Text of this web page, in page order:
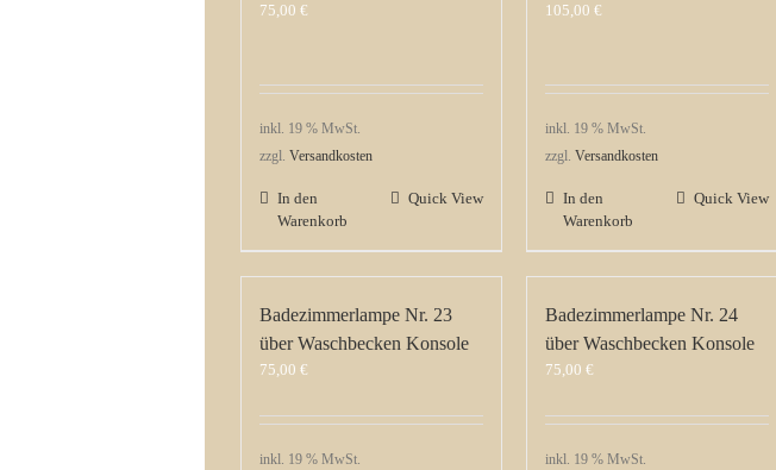
75,00 €
inkl. 19 % MwSt.
zzgl. Versandkosten
In den
Warenkorb
Quick View
105,00 €
inkl. 19 % MwSt.
zzgl. Versandkosten
In den
Warenkorb
Quick View
Badezimmerlampe Nr. 23
über Waschbecken Konsole
75,00 €
inkl. 19 % MwSt.
Badezimmerlampe Nr. 24
über Waschbecken Konsole
75,00 €
inkl. 19 % MwSt.